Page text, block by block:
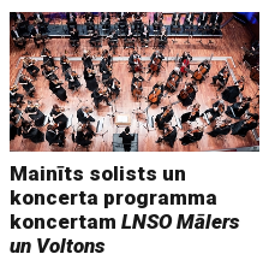
Mainīts solists un
koncerta programma
koncertamLNSO Mālers
un Voltons